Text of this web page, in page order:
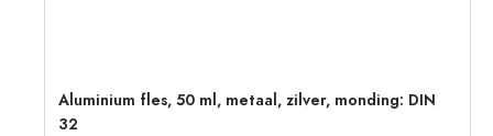
Aluminium fles, 50 ml, metaal, zilver, monding: DIN
32